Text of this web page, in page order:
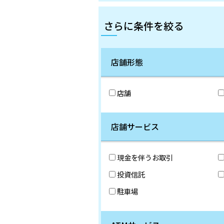
さらに条件を絞る
店舗形態
店舗
店舗サービス
現金を伴うお取引
投資信託
駐車場